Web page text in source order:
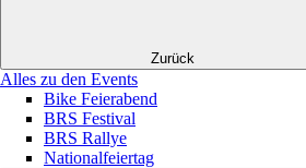
Zurück
Alles zu den Events
Bike Feierabend
BRS Festival
BRS Rallye
Nationalfeiertag